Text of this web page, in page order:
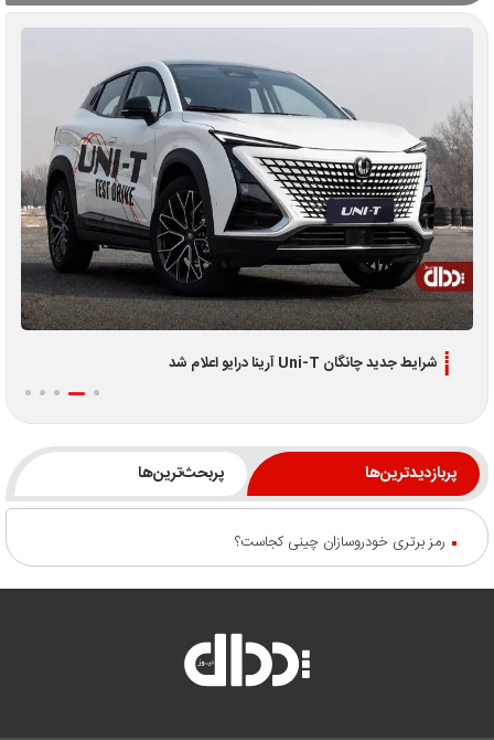
شرایط جدید چانگان Uni-T آرینا درایو اعلام شد
پربازدیدترین‌ها پربحث‌ترین‌ها
رمز برتری خودروسازان چینی کجاست؟